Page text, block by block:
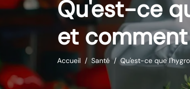
Qu'est-ce
et
Accueil Santé Qu'est-ce que